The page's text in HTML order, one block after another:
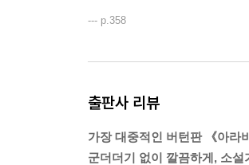
--- p.358
출판사 리뷰
가장 대중적인 버턴판 《아라
군더더기 없이 깔끔하게, 소